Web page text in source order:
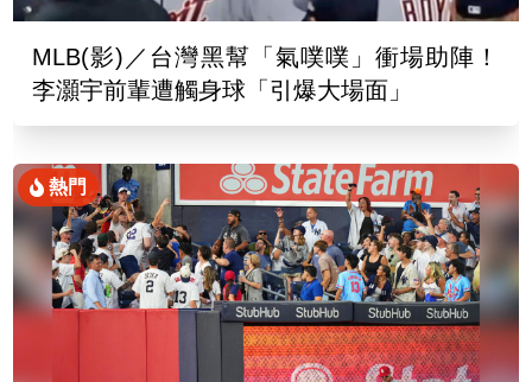
MLB(影)／台灣黑幫「氣噗噗」衝場助陣！
李灝宇前輩遭觸身球「引爆大場面」
熱門